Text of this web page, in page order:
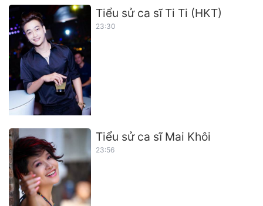
Tiểu sử ca sĩ Ti Ti (HKT)
23:30
Tiểu sử ca sĩ Mai Khôi
23:56